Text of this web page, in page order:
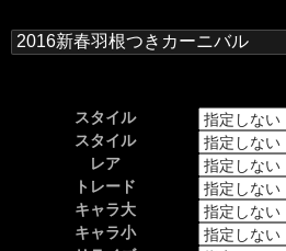
検
索:
スタイル
スタイル
レア
トレード
キャラ大
キャラ小